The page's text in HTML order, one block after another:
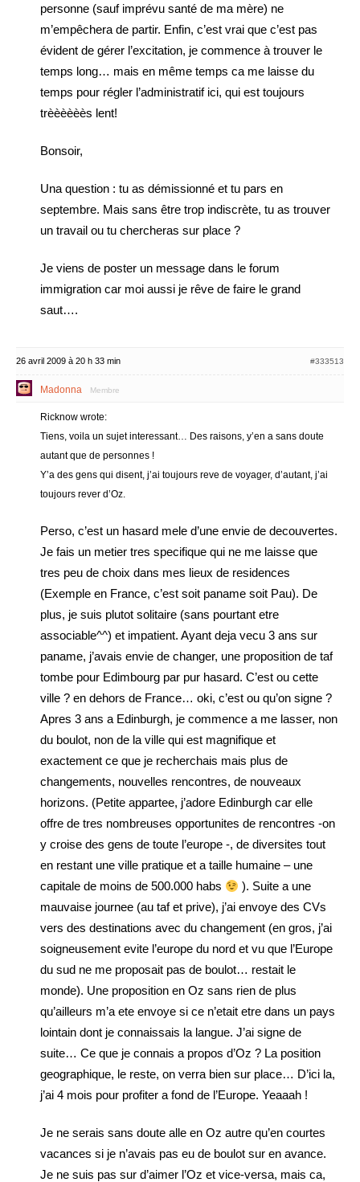
personne (sauf imprévu santé de ma mère) ne
m’empêchera de partir. Enfin, c’est vrai que c’est pas
évident de gérer l’excitation, je commence à trouver le
temps long… mais en même temps ca me laisse du
temps pour régler l’administratif ici, qui est toujours
trèèèèèès lent!
Bonsoir,
Una question : tu as démissionné et tu pars en
septembre. Mais sans être trop indiscrète, tu as trouver
un travail ou tu chercheras sur place ?
Je viens de poster un message dans le forum
immigration car moi aussi je rêve de faire le grand
saut….
26 avril 2009 à 20 h 33 min #333513
Madonna Membre
Ricknow wrote:
Tiens, voila un sujet interessant… Des raisons, y’en a sans doute
autant que de personnes !
Y’a des gens qui disent, j’ai toujours reve de voyager, d’autant, j’ai
toujours rever d’Oz.
Perso, c’est un hasard mele d’une envie de decouvertes.
Je fais un metier tres specifique qui ne me laisse que
tres peu de choix dans mes lieux de residences
(Exemple en France, c’est soit paname soit Pau). De
plus, je suis plutot solitaire (sans pourtant etre
associable^^) et impatient. Ayant deja vecu 3 ans sur
paname, j’avais envie de changer, une proposition de taf
tombe pour Edimbourg par pur hasard. C’est ou cette
ville ? en dehors de France… oki, c’est ou qu’on signe ?
Apres 3 ans a Edinburgh, je commence a me lasser, non
du boulot, non de la ville qui est magnifique et
exactement ce que je recherchais mais plus de
changements, nouvelles rencontres, de nouveaux
horizons. (Petite appartee, j’adore Edinburgh car elle
offre de tres nombreuses opportunites de rencontres -on
y croise des gens de toute l’europe -, de diversites tout
en restant une ville pratique et a taille humaine – une
capitale de moins de 500.000 habs
). Suite a une
mauvaise journee (au taf et prive), j’ai envoye des CVs
vers des destinations avec du changement (en gros, j’ai
soigneusement evite l’europe du nord et vu que l’Europe
du sud ne me proposait pas de boulot… restait le
monde). Une proposition en Oz sans rien de plus
qu’ailleurs m’a ete envoye si ce n’etait etre dans un pays
lointain dont je connaissais la langue. J’ai signe de
suite… Ce que je connais a propos d’Oz ? La position
geographique, le reste, on verra bien sur place… D’ici la,
j’ai 4 mois pour profiter a fond de l’Europe. Yeaaah !
Je ne serais sans doute alle en Oz autre qu’en courtes
vacances si je n’avais pas eu de boulot sur en avance.
Je ne suis pas sur d’aimer l’Oz et vice-versa, mais ca,